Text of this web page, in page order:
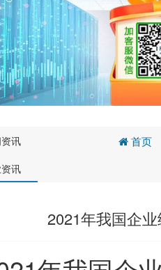
讯
讯
首页
2021年我国企